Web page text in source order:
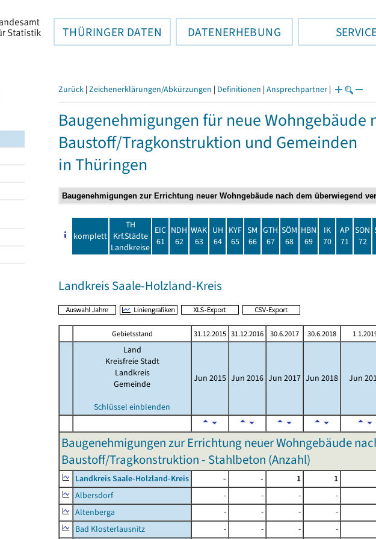
THÜRINGER DATEN DATENERHEBUNG
Zurück | Zeichenerklärungen/Abkürzungen | Definitionen | Ansprechpartner |
Baugenehmigungen für neue
Baustoff/Tragkonstruktion und Gemeinden
in Thüringen
komplett
TH
Krf.Städte
Landkreise
EIC
61
NDH
62
WAK
63
UH
64
KYF
65
SM
66
GTH
67
SÖM
68
HBN
69
IK
70
AP
71
SON
72
Landkreis Saale-Holzland-Kreis
Gebietsstand 31.12.2015 31.12.2016 30.6.2017 30.6.2018
Land
Kreisfreie Stadt
Landkreis
Gemeinde
Schlüssel einblenden
Jun 2015 Jun 2016 Jun 2017 Jun 2018 Jun
Baugenehmigungen zur Errichtung neuer Wohngebäude
Baustoff/Tragkonstruktion - Stahlbeton (Anzahl)
Landkreis Saale-Holzland-Kreis - - 1 1
Albersdorf
- - - -
Altenberga
- - - -
Bad Klosterlausnitz
- - - -